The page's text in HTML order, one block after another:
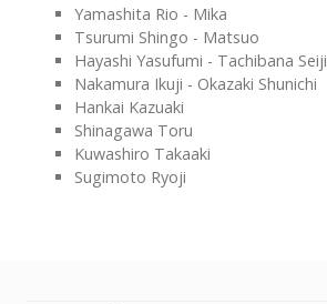
Yamashita Rio - Mika
Tsurumi Shingo - Matsuo
Hayashi Yasufumi - Tachibana Seiji
Nakamura Ikuji - Okazaki Shunichi
Hankai Kazuaki
Shinagawa Toru
Kuwashiro Takaaki
Sugimoto Ryoji